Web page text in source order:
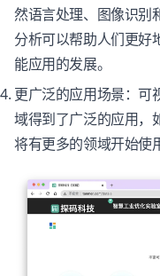
然语言处理、图像识别
分析可以帮助人们更好
能应用的发展。
更广泛的应用场景：可
域得到了广泛的应用，
将有更多的领域开始使